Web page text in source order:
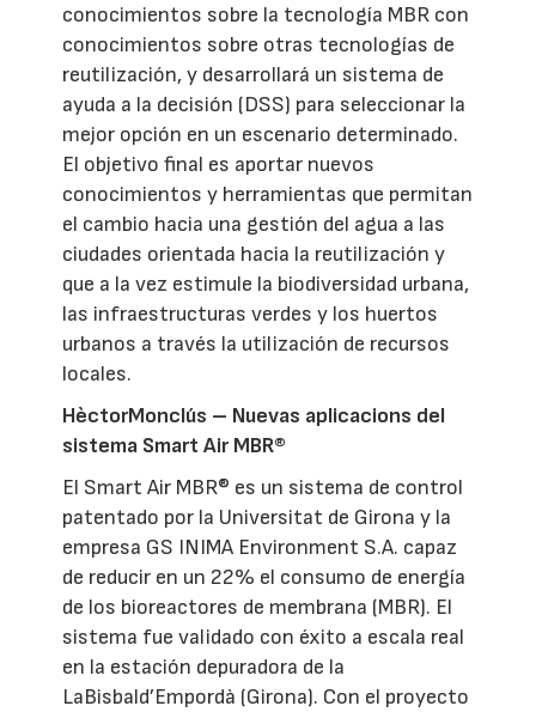
conocimientos sobre la tecnología MBR con
conocimientos sobre otras tecnologías de
reutilización, y desarrollará un sistema de
ayuda a la decisión (DSS) para seleccionar la
mejor opción en un escenario determinado.
El objetivo final es aportar nuevos
conocimientos y herramientas que permitan
el cambio hacia una gestión del agua a las
ciudades orientada hacia la reutilización y
que a la vez estimule la biodiversidad urbana,
las infraestructuras verdes y los huertos
urbanos a través la utilización de recursos
locales.
HèctorMonclús – Nuevas aplicacions del
sistema Smart Air MBR®
El Smart Air MBR® es un sistema de control
patentado por la Universitat de Girona y la
empresa GS INIMA Environment S.A. capaz
de reducir en un 22% el consumo de energía
de los bioreactores de membrana (MBR). El
sistema fue validado con éxito a escala real
en la estación depuradora de la
LaBisbald’Empordà (Girona). Con el proyecto